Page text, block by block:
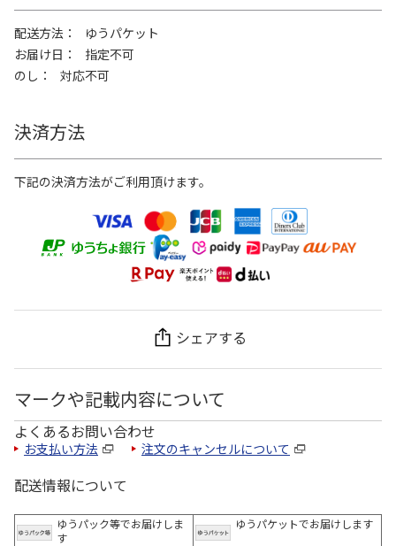
配送方法
ゆうパケット
お届け日
指定不可
のし
対応不可
決済方法
下記の決済方法がご利用頂けます。
シェアする
マークや記載内容について
よくあるお問い合わせ
お支払い方法 注文のキャンセルについて
配送情報について
ゆうパック等でお届けしま
す
ゆうパケットでお届けします